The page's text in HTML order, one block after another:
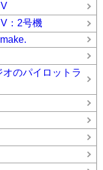
：2号機
パイロットラ